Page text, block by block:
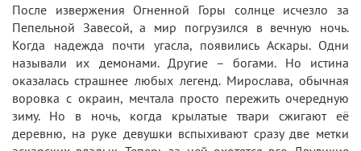
После извержения Огненной Горы солнце исчезло за
Пепельной Завесой, а мир погрузился в вечную ночь.
Когда надежда почти угасла, появились Аскары. Одни
называли их демонами. Другие – богами. Но истина
оказалась страшнее любых легенд. Мирослава, обычная
воровка с окраин, мечтала просто пережить очередную
зиму. Но в ночь, когда крылатые твари сжигают её
деревню, на руке девушки вспыхивают сразу две метки